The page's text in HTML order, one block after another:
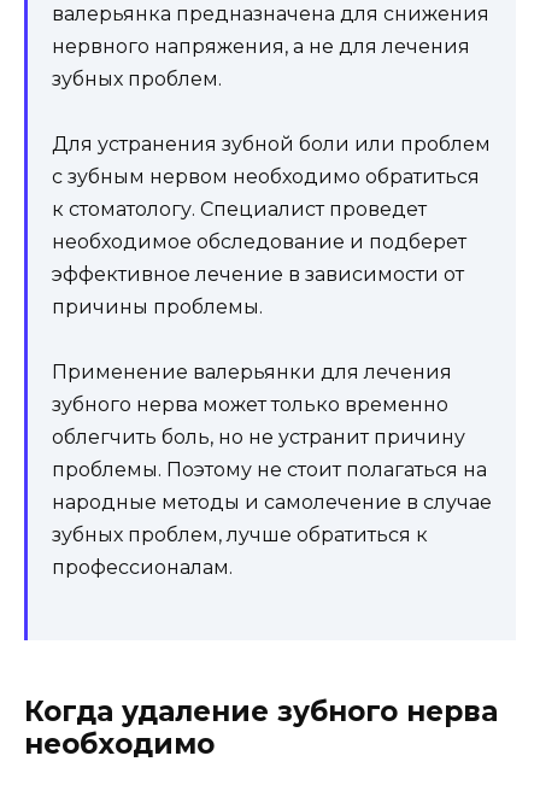
валерьянка предназначена для снижения
нервного напряжения, а не для лечения
зубных проблем.
Для устранения зубной боли или проблем
с зубным нервом необходимо обратиться
к стоматологу. Специалист проведет
необходимое обследование и подберет
эффективное лечение в зависимости от
причины проблемы.
Применение валерьянки для лечения
зубного нерва может только временно
облегчить боль, но не устранит причину
проблемы. Поэтому не стоит полагаться на
народные методы и самолечение в случае
зубных проблем, лучше обратиться к
профессионалам.
Когда удаление зубного нерва
необходимо